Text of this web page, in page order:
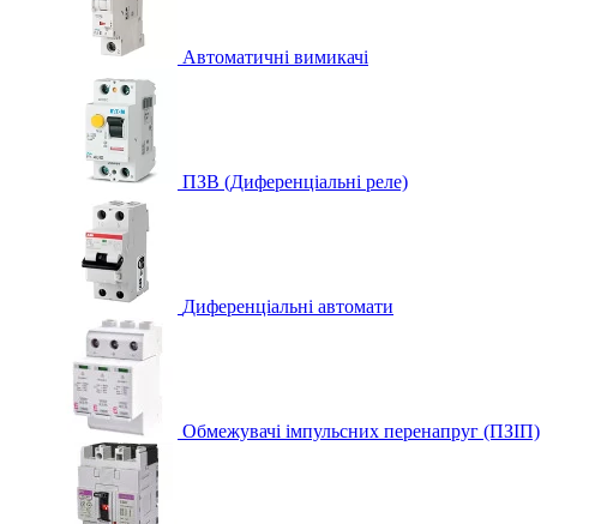
Автоматичні вимикачі
ПЗВ (Диференціальні реле)
Диференціальні автомати
Обмежувачі імпульсних перенапруг (ПЗІП)